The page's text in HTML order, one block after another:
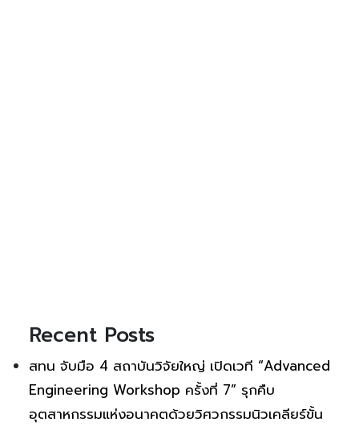
Recent Posts
สทน จับมือ 4 สถาบันวิจัยใหญ่ เปิดเวที “Advanced
Engineering Workshop ครั้งที่ 7” รุกคืบ
อุตสาหกรรมแห่งอนาคตด้วยวิศวกรรมนิวเคลียร์ขั้น